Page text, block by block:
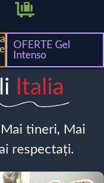
OFERTE Gel
Intenso
Italia
tineri, Mai
respectați.